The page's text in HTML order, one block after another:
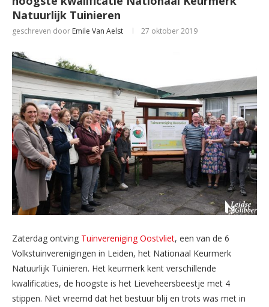
Natuurlijk Tuinieren
geschreven door Emile Van Aelst 27 oktober 2019
Zaterdag ontving Tuinvereniging Oostvliet, een van de 6
Volkstuinverenigingen in Leiden, het Nationaal Keurmerk
Natuurlijk Tuinieren. Het keurmerk kent verschillende
kwalificaties, de hoogste is het Lieveheersbeestje met 4
stippen. Niet vreemd dat het bestuur blij en trots was met in